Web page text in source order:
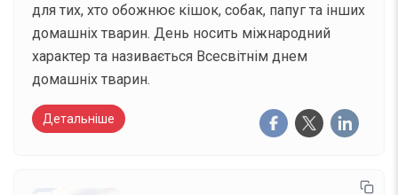
для тих, хто обожнює кішок, собак, папуг та інших
домашніх тварин. День носить міжнародний
характер та називається Всесвітнім днем
домашніх тварин.
Детальніше